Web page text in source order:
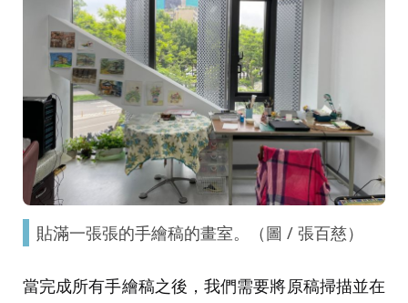
貼滿一張張的手繪稿的畫室。（圖 / 張百慈）
當完成所有手繪稿之後，我們需要將原稿掃描並在